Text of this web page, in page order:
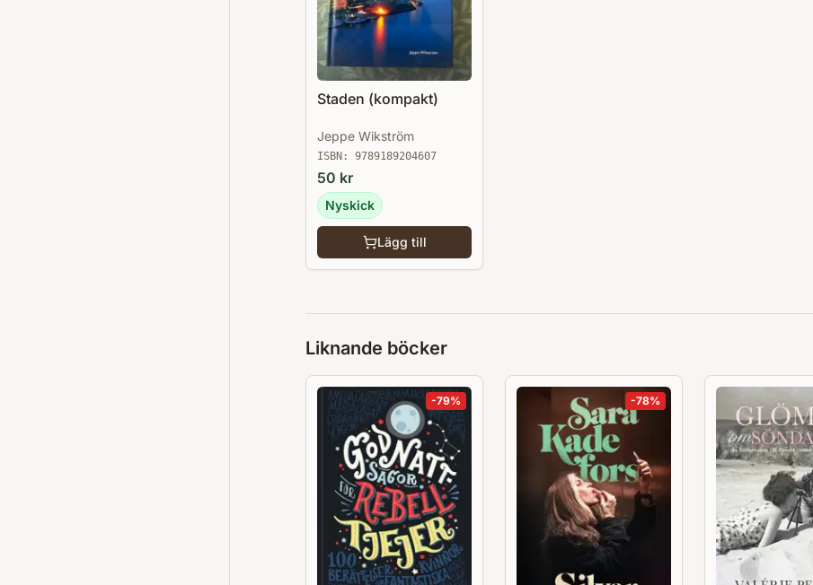
Staden (kompakt)
Jeppe Wikström
ISBN: 9789189204607
50 kr
Nyskick
Lägg till
Liknande böcker
-79% -78%